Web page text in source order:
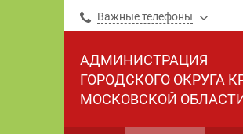
Важные телефоны
АДМИНИСТРАЦИЯ
ГОРОДСКОГО ОКРУГА
МОСКОВСКОЙ